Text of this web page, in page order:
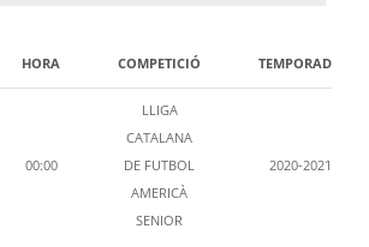
HORA COMPETICIÓ TEMPORADA
00:00
LLIGA
CATALANA
DE FUTBOL
AMERICÀ
SENIOR
2020-2021